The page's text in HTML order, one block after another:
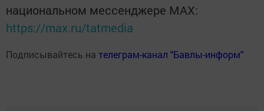
национальном мессенджере MАХ:
https://max.ru/tatmedia
Подписывайтесь на телеграм-канал "Бавлы-информ"